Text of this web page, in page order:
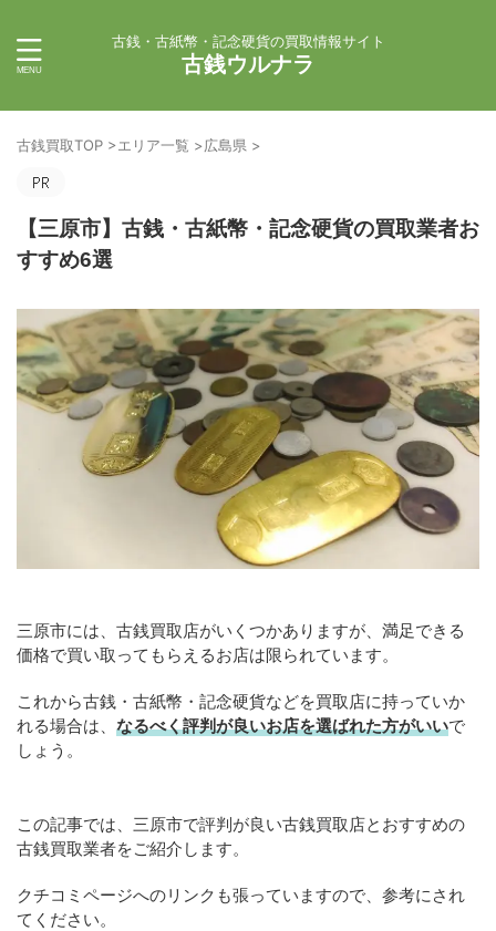
古銭・古紙幣・記念硬貨の買取情報サイト
古銭ウルナラ
古銭買取TOP >エリア一覧 >広島県 >
【三原市】古銭・古紙幣・記念硬貨の買取業者お
すすめ6選
三原市には、古銭買取店がいくつかありますが、満足できる
価格で買い取ってもらえるお店は限られています。
これから古銭・古紙幣・記念硬貨などを買取店に持っていか
れる場合は、 なるべく評判が良いお店を選ばれた方がいいで
しょう。
この記事では、三原市で評判が良い古銭買取店とおすすめの
古銭買取業者をご紹介します。
クチコミページへのリンクも張っていますので、参考にされ
てください。